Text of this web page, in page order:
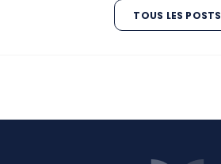
TOUS LES POSTS